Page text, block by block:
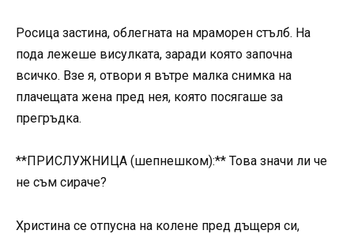
Росица застина, облегната на мраморен стълб. На
пода лежеше висулката, заради която започна
всичко. Взе я, отвори я вътре малка снимка на
плачещата жена пред нея, която посягаше за
прегръдка.
**ПРИСЛУЖНИЦА (шепнешком):** Това значи ли че
не съм сираче?
Христина се отпусна на колене пред дъщеря си,